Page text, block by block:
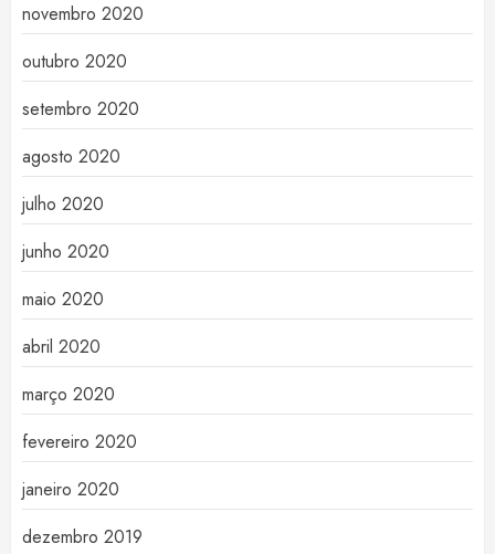
novembro 2020
outubro 2020
setembro 2020
agosto 2020
julho 2020
junho 2020
maio 2020
abril 2020
março 2020
fevereiro 2020
janeiro 2020
dezembro 2019